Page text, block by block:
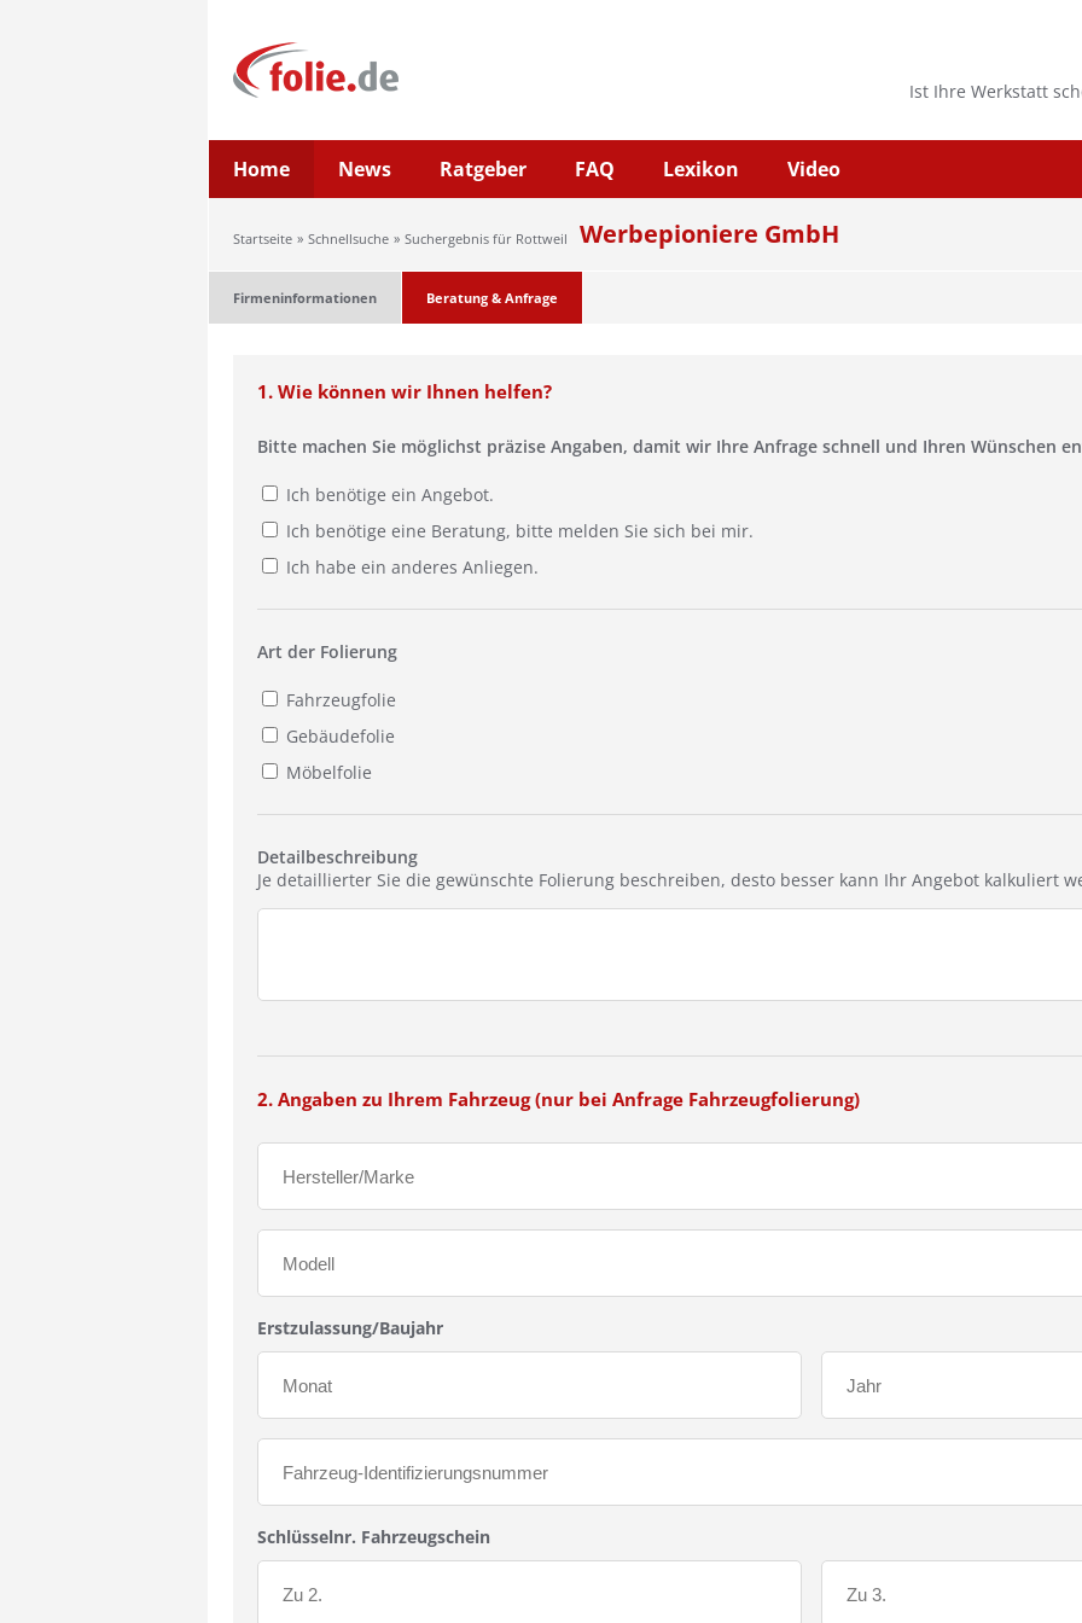
Ist Ihre Werkstatt
Home News Ratgeber FAQ Lexikon Video
Startseite Schnellsuche Suchergebnis für Rottweil Werbepioniere GmbH
Firmeninformationen Beratung & Anfrage
1. Wie können wir Ihnen helfen?
Bitte machen Sie möglichst präzise Angaben, damit wir Ihre Anfrage schnell und Ihren Wünschen
Ich benötige ein Angebot.
Ich benötige eine Beratung, bitte melden Sie sich bei mir.
Ich habe ein anderes Anliegen.
Art der Folierung
Fahrzeugfolie
Gebäudefolie
Möbelfolie
Detailbeschreibung
Je detaillierter Sie die gewünschte Folierung beschreiben, desto besser kann Ihr Angebot kalkuliert
2. Angaben zu Ihrem Fahrzeug (nur bei Anfrage Fahrzeugfolierung)
Erstzulassung/Baujahr
Schlüsselnr. Fahrzeugschein